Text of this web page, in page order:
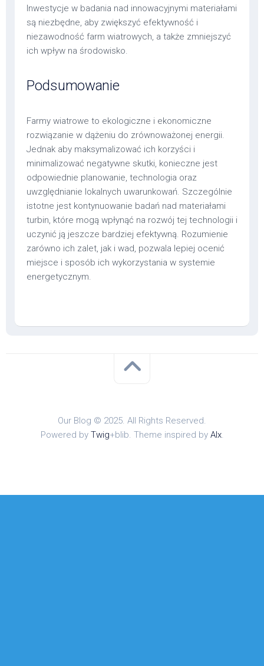
Inwestycje w badania nad innowacyjnymi materiałami
są niezbędne, aby zwiększyć efektywność i
niezawodność farm wiatrowych, a także zmniejszyć
ich wpływ na środowisko.
Podsumowanie
Farmy wiatrowe to ekologiczne i ekonomiczne
rozwiązanie w dążeniu do zrównoważonej energii.
Jednak aby maksymalizować ich korzyści i
minimalizować negatywne skutki, konieczne jest
odpowiednie planowanie, technologia oraz
uwzględnianie lokalnych uwarunkowań. Szczególnie
istotne jest kontynuowanie badań nad materiałami
turbin, które mogą wpłynąć na rozwój tej technologii i
uczynić ją jeszcze bardziej efektywną. Rozumienie
zarówno ich zalet, jak i wad, pozwala lepiej ocenić
miejsce i sposób ich wykorzystania w systemie
energetycznym.
Our Blog © 2025. All Rights Reserved.
Powered by Twig+blib. Theme inspired by Alx.